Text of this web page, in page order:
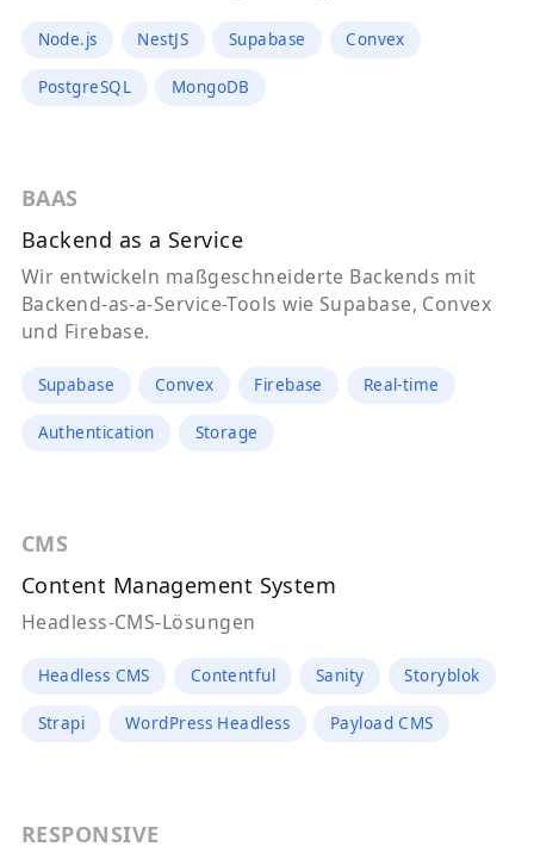
Node.js NestJS Supabase Convex
PostgreSQL MongoDB
BAAS
Backend as a Service
Wir entwickeln maßgeschneiderte Backends mit
Backend-as-a-Service-Tools wie Supabase, Convex
und Firebase.
Supabase Convex Firebase Real-time
Authentication Storage
CMS
Content Management System
Headless-CMS-Lösungen
Headless CMS Contentful Sanity Storyblok
Strapi WordPress Headless Payload CMS
RESPONSIVE